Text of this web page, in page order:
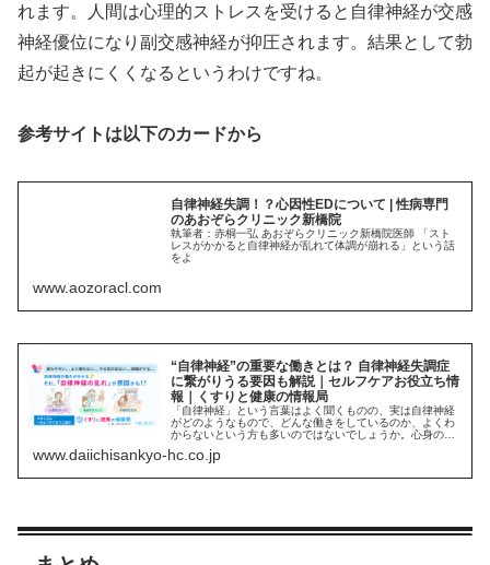
れます。人間は心理的ストレスを受けると自律神経が交感
神経優位になり副交感神経が抑圧されます。結果として勃
起が起きにくくなるというわけですね。
参考サイトは以下のカードから
自律神経失調！？心因性EDについて | 性病専門
のあおぞらクリニック新橋院
執筆者：赤桐一弘 あおぞらクリニック新橋院医師 「スト
レスがかかると自律神経が乱れて体調が崩れる」という話
をよ
www.aozoracl.com
“自律神経”の重要な働きとは？ 自律神経失調症
に繋がりうる要因も解説｜セルフケアお役立ち情
報｜くすりと健康の情報局
「自律神経」という言葉はよく聞くものの、実は自律神経
がどのようなもので、どんな働きをしているのか、よくわ
からないという方も多いのではないでしょうか。心身の健
て、わかりやすくご紹介します。
www.daiichisankyo-hc.co.jp